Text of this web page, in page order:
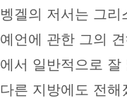
벵겔의 저서는 그
예언에 관한 그의
에서 일반적으로 잘
다른 지방에도 전